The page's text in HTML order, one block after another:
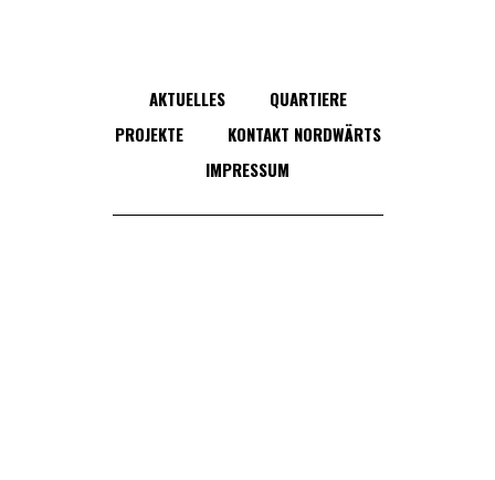
AKTUELLES
QUARTIERE
PROJEKTE
KONTAKT NORDWÄRTS
IMPRESSUM